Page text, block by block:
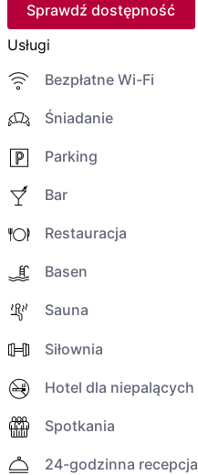
Sprawdź dostępność
Usługi
Bezpłatne Wi-Fi
Śniadanie
Parking
Bar
Restauracja
Basen
Sauna
Siłownia
Hotel dla niepalących
Spotkania
24-godzinna recepcja